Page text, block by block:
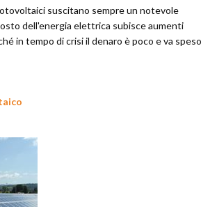
suscitano sempre un notevole
dell'energia elettrica subisce aumenti
in tempo di crisi il denaro è poco e va speso